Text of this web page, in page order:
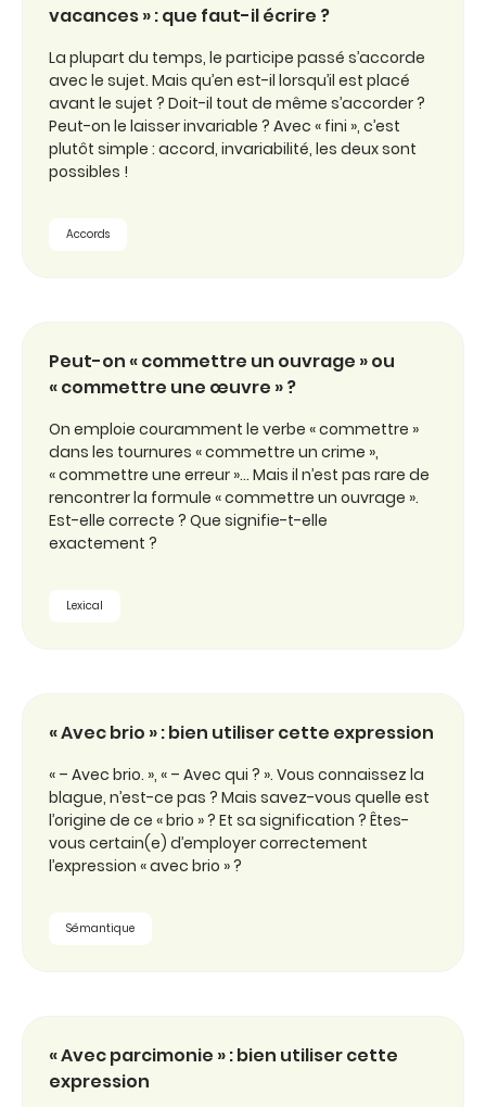
vacances » : que faut-il écrire ?
La plupart du temps, le participe passé s’accorde
avec le sujet. Mais qu’en est-il lorsqu’il est placé
avant le sujet ? Doit-il tout de même s’accorder ?
Peut-on le laisser invariable ? Avec « fini », c’est
plutôt simple : accord, invariabilité, les deux sont
possibles !
Accords
Peut-on « commettre un ouvrage » ou
« commettre une œuvre » ?
On emploie couramment le verbe « commettre »
dans les tournures « commettre un crime »,
« commettre une erreur »… Mais il n’est pas rare de
rencontrer la formule « commettre un ouvrage ».
Est-elle correcte ? Que signifie-t-elle
exactement ?
Lexical
« Avec brio » : bien utiliser cette expression
« – Avec brio. », « – Avec qui ? ». Vous connaissez la
blague, n’est-ce pas ? Mais savez-vous quelle est
l’origine de ce « brio » ? Et sa signification ? Êtes-
vous certain(e) d’employer correctement
l’expression « avec brio » ?
Sémantique
« Avec parcimonie » : bien utiliser cette
expression